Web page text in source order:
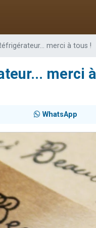
merci à tous !
merci
WhatsApp